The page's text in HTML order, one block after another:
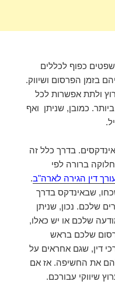
כפוף לכללים
בזמן הפרסום ושיווק.
ולתת אפשרות לכל
כמובן, שניתן ואף
בדרך כלל זה
ברורה לפי
דין הגירה לארה"ב.
שבאינדקס בדרך
שלכם. נכון, שניתן
שלכם או יש כאלו,
שלכם בראש
דין, שגם אחראים על
להם את החשיפה. אז אם
שיווקי עבורכם.